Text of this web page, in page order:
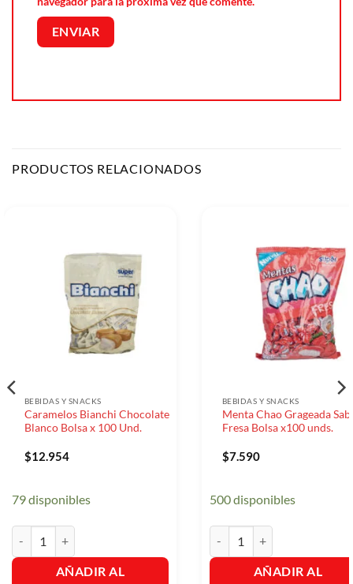
PRODUCTOS RELACIONADOS
BEBIDAS Y SNACKS
Caramelos Bianchi Chocolate
Blanco Bolsa x 100 Und.
$12.954
79 disponibles
AÑADIR AL
BEBIDAS Y SNACKS
Menta Chao Grageada
Fresa Bolsa x100 unds.
$7.590
500 disponibles
AÑADIR AL